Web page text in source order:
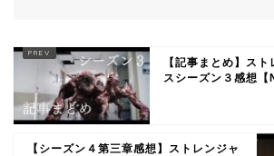
【記事まとめ】ス
スシーズン３感想【
【シーズン４第三章感想】ストレンジャ